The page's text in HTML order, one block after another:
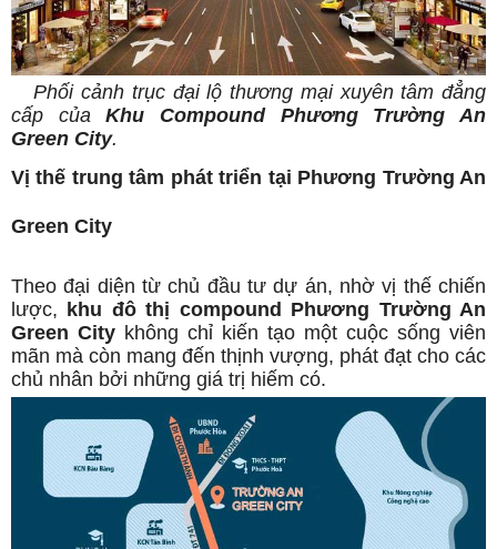
Phối cảnh trục đại lộ thương mại xuyên tâm đẳng
cấp củaKhu Compound Phương Trường An
Green City.
Vị thế trung tâm phát triển tại Phương Trường An
Green City
Theo đại diện từ chủ đầu tư dự án, nhờ vị thế chiến
lược, khu đô thị compound Phương Trường An
Green City không chỉ kiến tạo một cuộc sống viên
mãn mà còn mang đến thịnh vượng, phát đạt cho các
chủ nhân bởi những giá trị hiếm có.